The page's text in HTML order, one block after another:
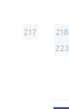
217 218
223